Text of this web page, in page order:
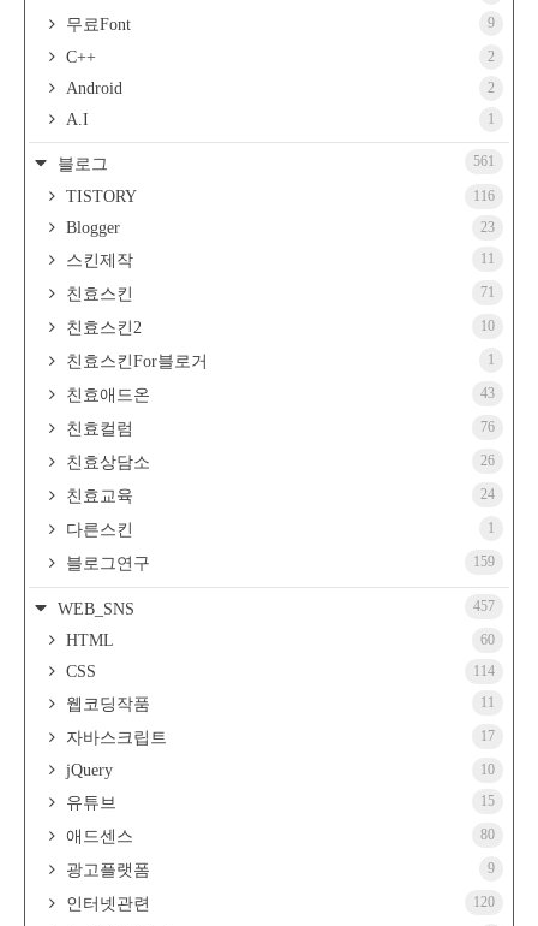
무료Font 9
C++ 2
Android 2
A.I 1
블로그 561
TISTORY 116
Blogger 23
스킨제작 11
친효스킨 71
친효스킨2 10
친효스킨For블로거 1
친효애드온 43
친효컬럼 76
친효상담소 26
친효교육 24
다른스킨 1
블로그연구 159
WEB_SNS 457
HTML 60
CSS 114
웹코딩작품 11
자바스크립트 17
jQuery 10
유튜브 15
애드센스 80
광고플랫폼 9
인터넷관련 120